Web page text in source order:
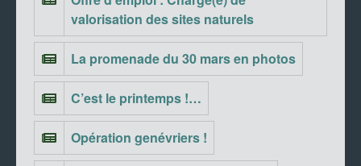
valorisation des sites naturels
La promenade du 30 mars en photos
C’est le printemps !…
Opération genévriers !